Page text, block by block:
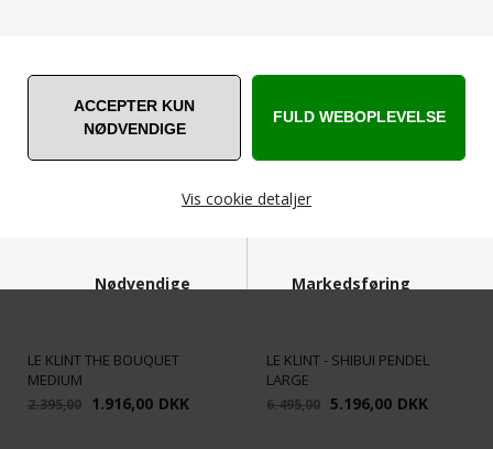
Vis cookie detaljer
Nødvendige Markedsføring
LE KLINT THE BOUQUET
MEDIUM
2.395,00 1.916,00 DKK
20%
LE KLINT - SHIBUI PENDEL
LARGE
6.495,00 5.196,00 DKK